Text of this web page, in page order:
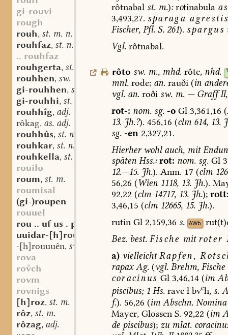
gi-rouvi
rough
rouh, st. m. n.
rouhfaz, st. n.
.. rouhfaz
rouhgerta, st. f.
rouhhen, sw. v.
gi-rouhhen, sw. v.
gi-rouhhi, st. n.
rouhhîg, adj.
rôkag, as. adj.
rouhhûs, st. n.
rouhkar, st. n.
rouhkella, st. f.
rouilo
roum, st. m.
roumisal
(gi-)roupen
rouuel
rou .. uf us . piu
uuidar-[h]rouuuen
sw. v.
-[h]rouuuên, sw. v.
rova
roch
rovm
rovnigs
[h]roz, st. m.
rôz, st. m.
rôzag, adj.
rôtnabal st.m.): rotinabula
3,493,27. sparaga agrestis
Fischer,Pfl.S.261). spargus
Vgl.rôtnabal.
rôto sw. m., mhd. rôte, nhd. 1
mnl.rode; an.rauði (in
vgl.an.roði sw.m.—Graff
rot-: nom.sg. -oGl3,361,16 (
13.Jh.?). 456,16 (clm614,13.
sg. -en2,327,21.
Hierherwohlauch,mit
spätenHss.: rot: nom.sg.Gl
12.—15.Jh.). Anm. 17 (clm
56,26 (Wien1118,13.Jh.).
92,22 (clm14717,13.Jh.);
3,46,15 (clm12665,15.Jh.).
rutinGl2,159,36 s. AWb
Bez.best. Fische mit roter
a) vielleicht Rapfen,
rapaxAg. (vgl.Brehm,Fische
coracinus Gl3,46,14(im
piscibus;1Hs.ravełbvch, s.
f.). 56,26 (imAbschn.Nomina
Mayer, GlossenS. 92,22 (im
depiscibus); zu mlat.